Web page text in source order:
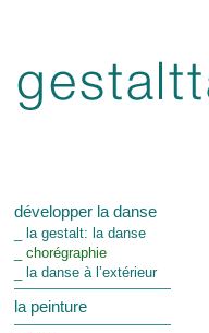
développer la danse
_ la gestalt: la danse
_ chorégraphie
_ la danse à l’extérieur
la peinture